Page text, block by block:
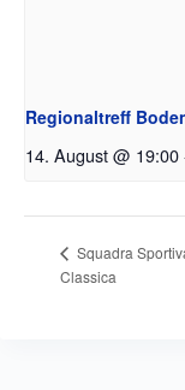
Regionaltreff
14. August @ 19:00
Squadra
Classica